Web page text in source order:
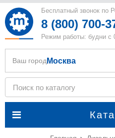
Бесплатный звонок по
8 (800) 700-
Режим работы: будни с
Ваш город Москва